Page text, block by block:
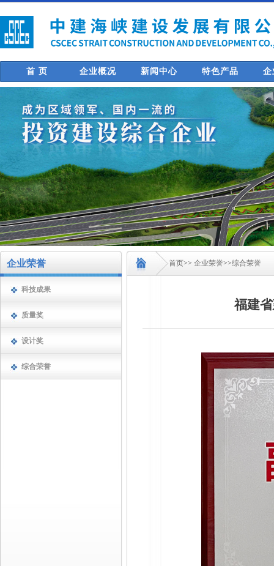
首 页 企业概况 新闻中心 特色产品 企
企业荣誉
科技成果
质量奖
设计奖
综合荣誉
首页>> 企业荣誉>>综合荣誉
福建